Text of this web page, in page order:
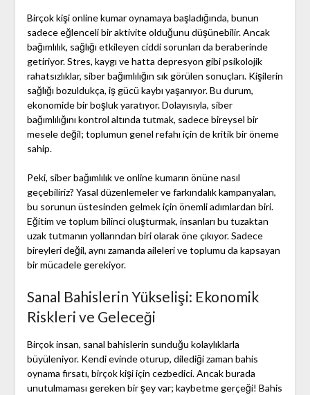
Birçok kişi online kumar oynamaya başladığında, bunun
sadece eğlenceli bir aktivite olduğunu düşünebilir. Ancak
bağımlılık, sağlığı etkileyen ciddi sorunları da beraberinde
getiriyor. Stres, kaygı ve hatta depresyon gibi psikolojik
rahatsızlıklar, siber bağımlılığın sık görülen sonuçları. Kişilerin
sağlığı bozuldukça, iş gücü kaybı yaşanıyor. Bu durum,
ekonomide bir boşluk yaratıyor. Dolayısıyla, siber
bağımlılığını kontrol altında tutmak, sadece bireysel bir
mesele değil; toplumun genel refahı için de kritik bir öneme
sahip.
Peki, siber bağımlılık ve online kumarın önüne nasıl
geçebiliriz? Yasal düzenlemeler ve farkındalık kampanyaları,
bu sorunun üstesinden gelmek için önemli adımlardan biri.
Eğitim ve toplum bilinci oluşturmak, insanları bu tuzaktan
uzak tutmanın yollarından biri olarak öne çıkıyor. Sadece
bireyleri değil, aynı zamanda aileleri ve toplumu da kapsayan
bir mücadele gerekiyor.
Sanal Bahislerin Yükselişi: Ekonomik
Riskleri ve Geleceği
Birçok insan, sanal bahislerin sunduğu kolaylıklarla
büyüleniyor. Kendi evinde oturup, dilediği zaman bahis
oynama fırsatı, birçok kişi için cezbedici. Ancak burada
unutulmaması gereken bir şey var; kaybetme gerçeği! Bahis